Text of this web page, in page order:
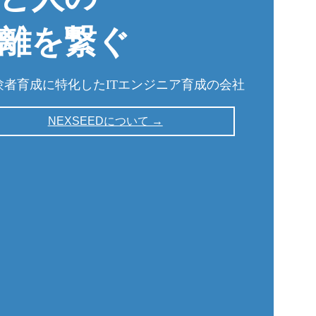
を繋ぐ
者育成に特化したITエンジニア育成の会社
NEXSEEDについて →